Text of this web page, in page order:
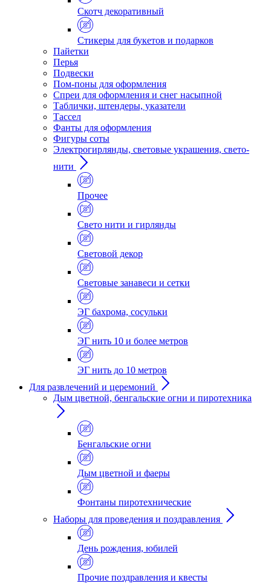
Скотч декоративный
Стикеры для букетов и подарков
Пайетки
Перья
Подвески
Пом-поны для оформления
Спреи для оформления и снег насыпной
Таблички, штендеры, указатели
Тассел
Фанты для оформления
Фигуры соты
Электрогирлянды, световые украшения, свето-
нити
Прочее
Свето нити и гирлянды
Световой декор
Световые занавеси и сетки
ЭГ бахрома, сосульки
ЭГ нить 10 и более метров
ЭГ нить до 10 метров
Для развлечений и церемоний
Дым цветной, бенгальские огни и пиротехника
Бенгальские огни
Дым цветной и фаеры
Фонтаны пиротехнические
Наборы для проведения и поздравления
День рождения, юбилей
Прочие поздравления и квесты